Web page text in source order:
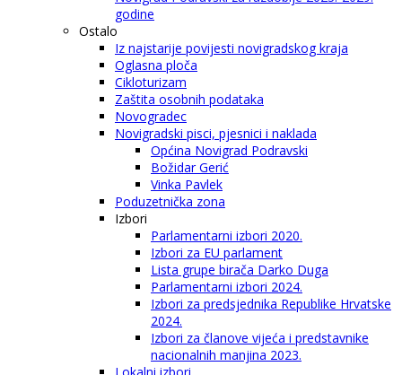
godine
Ostalo
Iz najstarije povijesti novigradskog kraja
Oglasna ploča
Cikloturizam
Zaštita osobnih podataka
Novogradec
Novigradski pisci, pjesnici i naklada
Općina Novigrad Podravski
Božidar Gerić
Vinka Pavlek
Poduzetnička zona
Izbori
Parlamentarni izbori 2020.
Izbori za EU parlament
Lista grupe birača Darko Duga
Parlamentarni izbori 2024.
Izbori za predsjednika Republike Hrvatske
2024.
Izbori za članove vijeća i predstavnike
nacionalnih manjina 2023.
Lokalni izbori